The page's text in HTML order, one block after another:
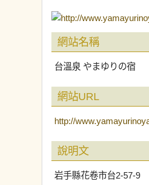
網站名稱
台溫泉 やまゆりの宿
網站URL
http://
說明文
岩手縣花卷市台2-57-9